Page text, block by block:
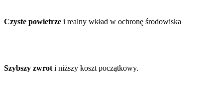
Czyste powietrze i realny wkład w ochronę środowiska
Szybszy zwrot i niższy koszt początkowy.